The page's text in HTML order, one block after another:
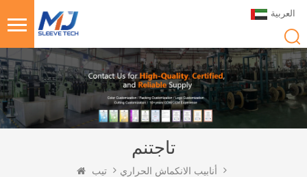
العربية
تاجتنم
تيب
أنابيب الانكماش الحراري